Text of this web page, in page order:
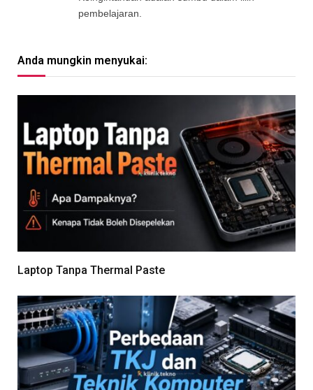
pembelajaran.
Anda mungkin menyukai:
Laptop Tanpa Thermal Paste